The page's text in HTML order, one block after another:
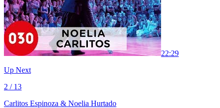
22:29
Up Next
2 / 13
Carlitos Espinoza & Noelia Hurtado